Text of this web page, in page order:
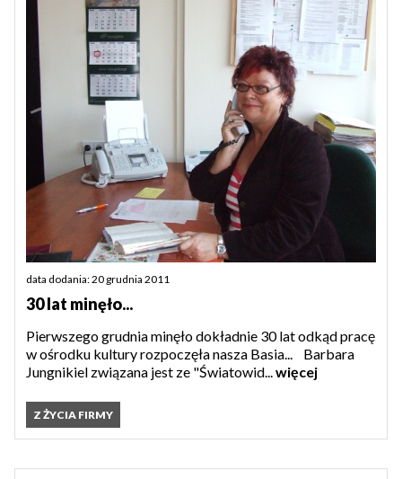
data dodania: 20 grudnia 2011
30 lat minęło...
Pierwszego grudnia minęło dokładnie 30 lat odkąd pracę
w ośrodku kultury rozpoczęła nasza Basia... Barbara
Jungnikiel związana jest ze "Światowid...więcej
Z ŻYCIA FIRMY